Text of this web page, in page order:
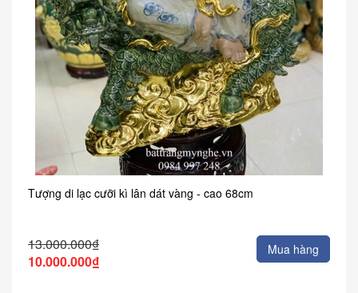
Tượng di lạc cưỡi kì lân dát vàng - cao 68cm
13.000.000₫
10.000.000₫
Mua hàng